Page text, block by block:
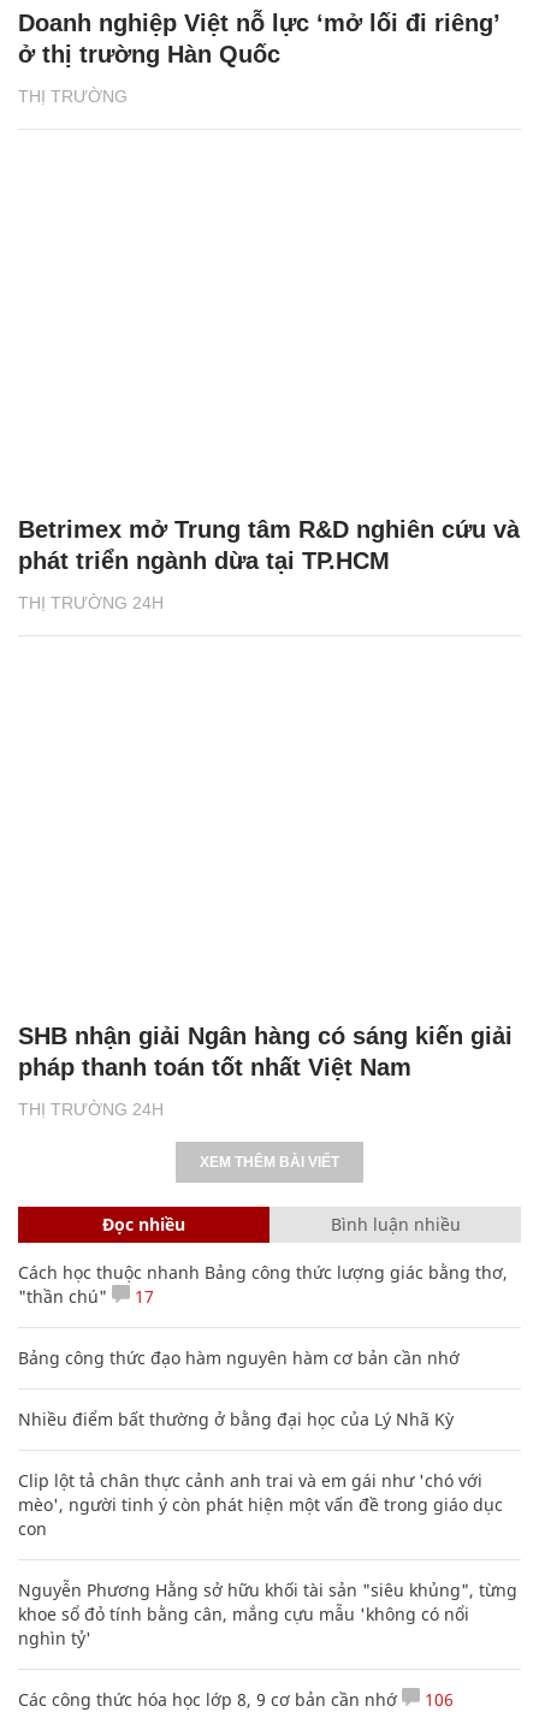
THỊ TRƯỜNG
Doanh nghiệp Việt nỗ lực ‘mở lối đi riêng’
ở thị trường Hàn Quốc
THỊ TRƯỜNG 24H
Betrimex mở Trung tâm R&D nghiên cứu và
phát triển ngành dừa tại TP.HCM
THỊ TRƯỜNG 24H
SHB nhận giải Ngân hàng có sáng kiến giải
pháp thanh toán tốt nhất Việt Nam
XEM THÊM BÀI VIẾT
Đọc nhiều Bình luận nhiều
Cách học thuộc nhanh Bảng công thức lượng giác bằng thơ,
"thần chú"
17
Bảng công thức đạo hàm nguyên hàm cơ bản cần nhớ
Nhiều điểm bất thường ở bằng đại học của Lý Nhã Kỳ
Clip lột tả chân thực cảnh anh trai và em gái như 'chó với
mèo', người tinh ý còn phát hiện một vấn đề trong giáo dục
con
Nguyễn Phương Hằng sở hữu khối tài sản "siêu khủng", từng
khoe sổ đỏ tính bằng cân, mắng cựu mẫu 'không có nổi
nghìn tỷ'
Các công thức hóa học lớp 8, 9 cơ bản cần nhớ 106